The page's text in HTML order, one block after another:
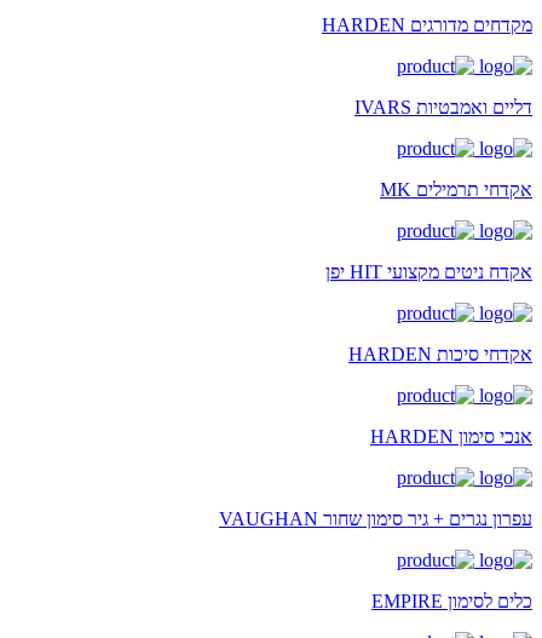
מקדחים מדורגים HARDEN
דליים ואמבטיות IVARS
אקדחי תרמילים MK
אקדח ניטים מקצועי HIT יפן
אקדחי סיכות HARDEN
אנכי סימון HARDEN
עפרון נגרים + גיר סימון שחור VAUGHAN
כלים לסימון EMPIRE